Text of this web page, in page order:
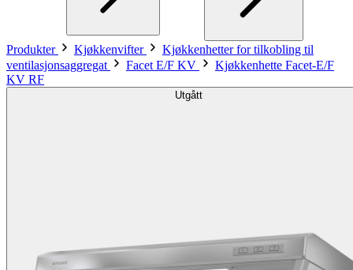
Produkter Kjøkkenvifter
Kjøkkenhetter for tilkobling til
ventilasjonsaggregat
Facet E/F KV
Kjøkkenhette Facet-E/F
KV RF
Utgått